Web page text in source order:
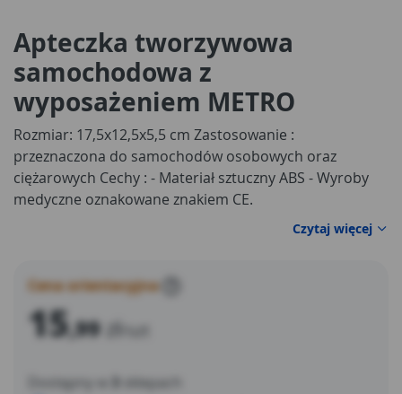
Apteczka tworzywowa
samochodowa z
wyposażeniem METRO
Rozmiar: 17,5x12,5x5,5 cm Zastosowanie :
przeznaczona do samochodów osobowych oraz
ciężarowych Cechy : - Materiał sztuczny ABS - Wyroby
medyczne oznakowane znakiem CE.
Czytaj więcej
Cena orientacyjna
15,99 zł
Dostępny w
sklepach